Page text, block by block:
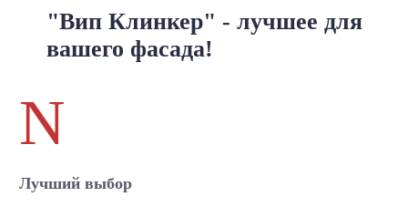
"Вип Клинкер" - лучшее для
вашего фасада!
N
Лучший выбор